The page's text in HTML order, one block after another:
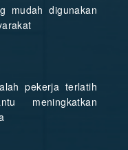
mudah digunakan
pekerja terlatih
meningkatkan